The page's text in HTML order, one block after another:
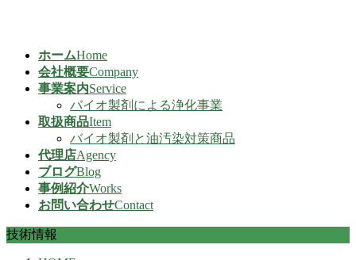
ホームHome
会社概要Company
事業案内Service
バイオ製剤による浄化事業
取扱商品Item
バイオ製剤と油汚染対策商品
代理店Agency
ブログBlog
事例紹介Works
お問い合わせContact
技術情報